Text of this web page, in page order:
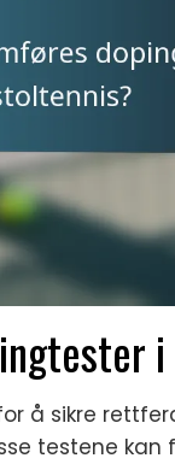
å sikre
testene kan